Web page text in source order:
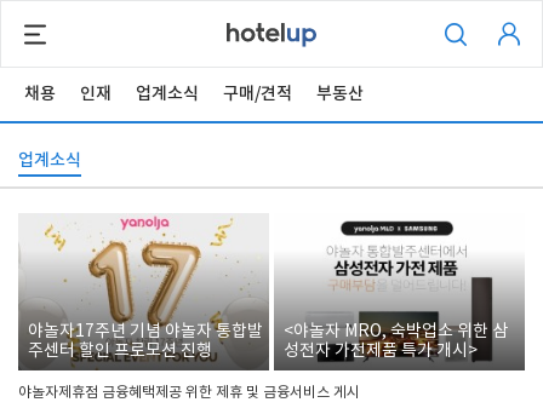
채용 인재 업계소식 구매/견적 부동산
업계소식
야놀자17주년 기념 야놀자 통합발
주센터 할인 프로모션 진행
<야놀자 MRO, 숙박업소 위한 삼
성전자 가전제품 특가 개시>
야놀자제휴점 금융혜택제공 위한 제휴 및 금융서비스 게시